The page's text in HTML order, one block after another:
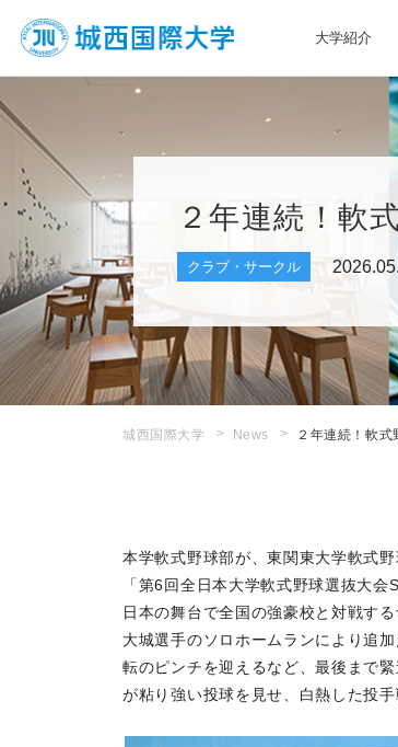
大学紹介
２年連続！軟
クラブ・サークル
城西国際大学 News ２年連続！軟式
本学軟式野球部が、東関東大学軟式
「第6回全日本大学軟式野球選抜大
日本の舞台で全国の強豪校と対戦す
大城選手のソロホームランにより追
転のピンチを迎えるなど、最後まで
が粘り強い投球を見せ、白熱した投